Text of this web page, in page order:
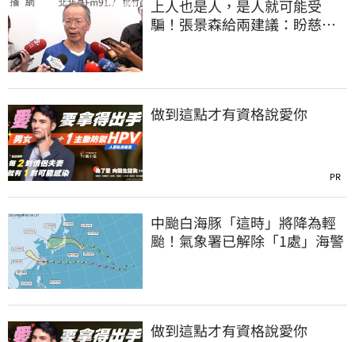
上人也是人，是人就可能受
騙！張景森給兩建議：盼慈濟
做到這點才有資格說愛你
PR
中颱白海豚「這時」將降為輕
颱！氣象署已解除「1處」海警
做到這點才有資格說愛你